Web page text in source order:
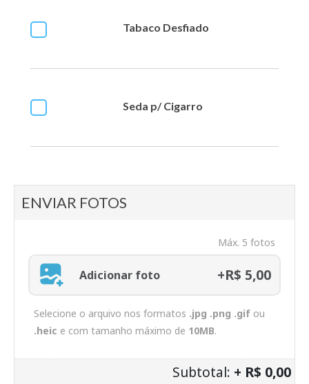
Tabaco Desfiado
Seda p/ Cigarro
ENVIAR FOTOS
Máx. 5 fotos
Adicionar foto +R$ 5,00
Selecione o arquivo nos formatos .jpg .png .gif ou
.heic e com tamanho máximo de 10MB.
Subtotal: + R$ 0,00